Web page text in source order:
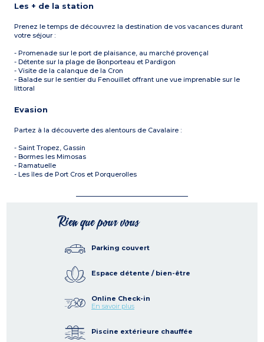
Les + de la station
Prenez le temps de découvrez la destination de vos vacances durant
votre séjour :
- Promenade sur le port de plaisance, au marché provençal
- Détente sur la plage de Bonporteau et Pardigon
- Visite de la calanque de la Cron
- Balade sur le sentier du Fenouillet offrant une vue imprenable sur le
littoral
Evasion
Partez à la découverte des alentours de Cavalaire :
- Saint Tropez, Gassin
- Bormes les Mimosas
- Ramatuelle
- Les îles de Port Cros et Porquerolles
Rien que pour vous
Parking couvert
Espace détente / bien-être
Online Check-in
En savoir plus
Piscine extérieure chauffée